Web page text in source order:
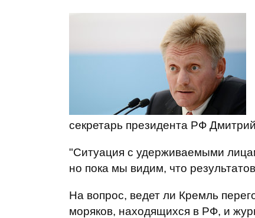
секретарь президента РФ
"Ситуация с удерживаемыми
но пока мы видим, что
На вопрос, ведет ли Кремль
моряков, находящихся в РФ, и